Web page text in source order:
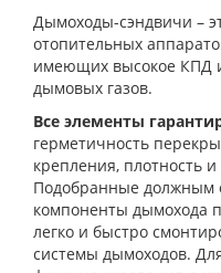
Дымоходы-сэндвичи –
отопительных
имеющих высокое КПД
дымовых газов.
Все элементы
герметичность
крепления, плотность
Подобранные должным
компоненты дымохода
легко и быстро
системы дымоходов.